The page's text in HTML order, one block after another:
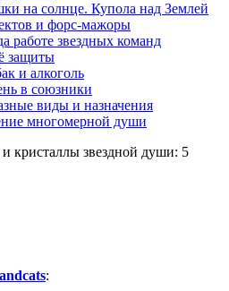
на солнце. Купола над Землей
и форс-мажоры
работе звездных команд
защиты
и алкоголь
в союзники
виды и назначения
многомерной души
кристаллы звездной души: 5
: